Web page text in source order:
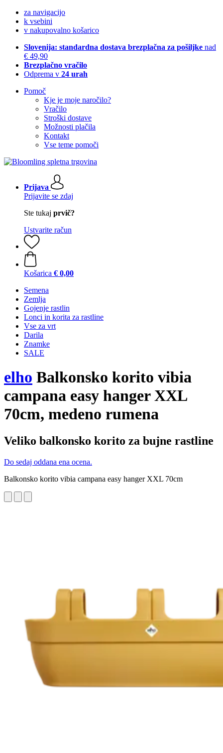
za navigacijo
k vsebini
v nakupovalno košarico
Slovenija: standardna dostava brezplačna za pošiljke nad
€ 49,90
Brezplačno vračilo
Odprema v 24 urah
Pomoč
Kje je moje naročilo?
Vračilo
Stroški dostave
Možnosti plačila
Kontakt
Vse teme pomoči
Prijava
Prijavite se zdaj
Ste tukaj prvič?
Ustvarite račun
Košarica € 0,00
Semena
Zemlja
Gojenje rastlin
Lonci in korita za rastline
Vse za vrt
Darila
Znamke
SALE
elho Balkonsko korito vibia
campana easy hanger XXL
70cm, medeno rumena
Veliko balkonsko korito za bujne rastline
Do sedaj oddana ena ocena.
Balkonsko korito vibia campana easy hanger XXL 70cm